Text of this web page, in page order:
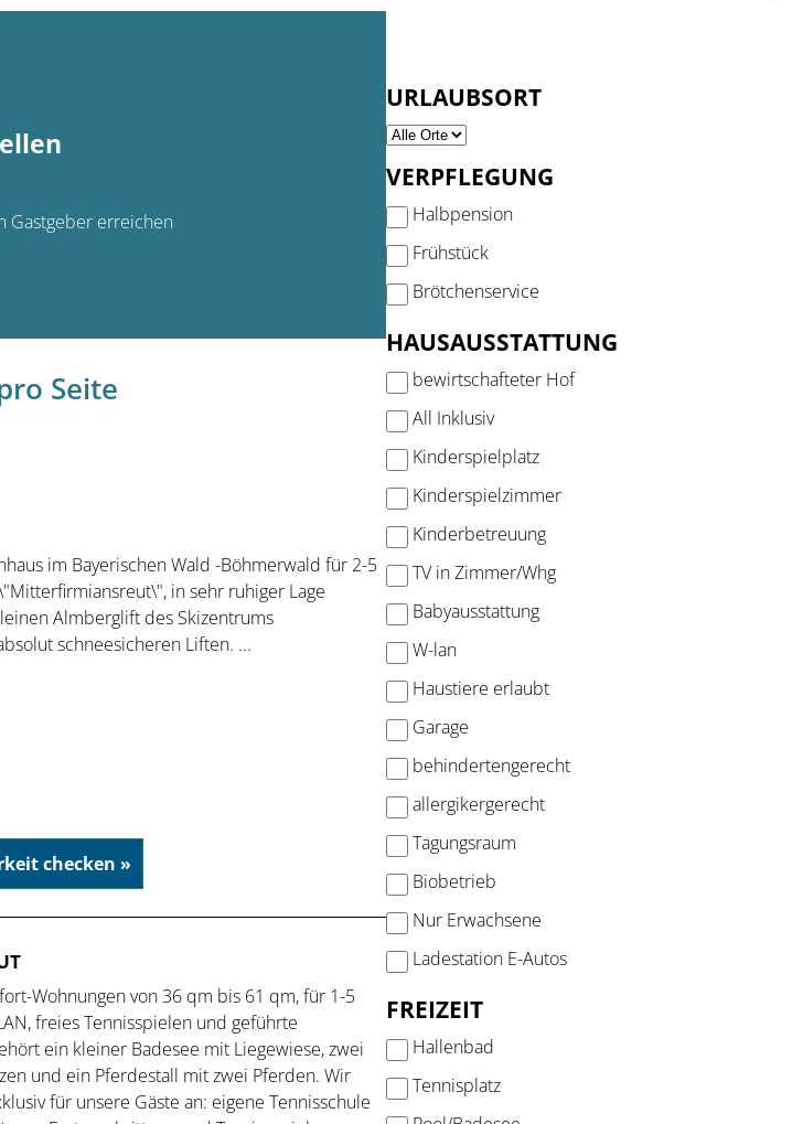
Gastgeber erreichen
Seite
im Bayerischen Wald -Böhmerwald für 2-5
in sehr ruhiger Lage
Almberglift des Skizentrums
schneesicheren Liften. ...
checken »
Wohnungen von 36 qm bis 61 qm, für 1-5
freies Tennisspielen und geführte
ein kleiner Badesee mit Liegewiese, zwei
und ein Pferdestall mit zwei Pferden. Wir
für unsere Gäste an: eigene Tennisschule
URLAUBSORT
VERPFLEGUNG
Halbpension
Frühstück
Brötchenservice
HAUSAUSSTATTUNG
bewirtschafteter Hof
All Inklusiv
Kinderspielplatz
Kinderspielzimmer
Kinderbetreuung
TV in Zimmer/Whg
Babyausstattung
W-lan
Haustiere erlaubt
Garage
behindertengerecht
allergikergerecht
Tagungsraum
Biobetrieb
Nur Erwachsene
Ladestation E-Autos
FREIZEIT
Hallenbad
Tennisplatz